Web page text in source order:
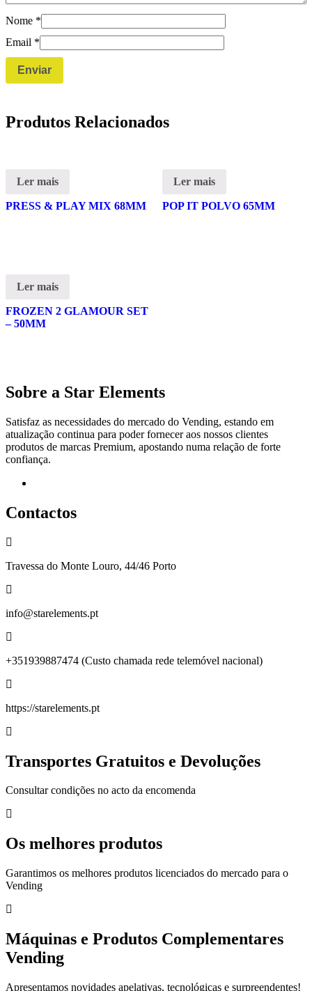
Nome *
Email *
Produtos Relacionados
Ler mais
PRESS & PLAY MIX 68MM
Ler mais
POP IT POLVO 65MM
Ler mais
FROZEN 2 GLAMOUR SET
– 50MM
Sobre a Star Elements
Satisfaz as necessidades do mercado do Vending, estando em
atualização continua para poder fornecer aos nossos clientes
produtos de marcas Premium, apostando numa relação de forte
confiança.
Contactos
Travessa do Monte Louro, 44/46 Porto
info@starelements.pt
+351939887474 (Custo chamada rede telemóvel nacional)
https://starelements.pt
Transportes Gratuitos e Devoluções
Consultar condições no acto da encomenda
Os melhores produtos
Garantimos os melhores produtos licenciados do mercado para o
Vending
Máquinas e Produtos Complementares
Vending
Apresentamos novidades apelativas, tecnológicas e surpreendentes!